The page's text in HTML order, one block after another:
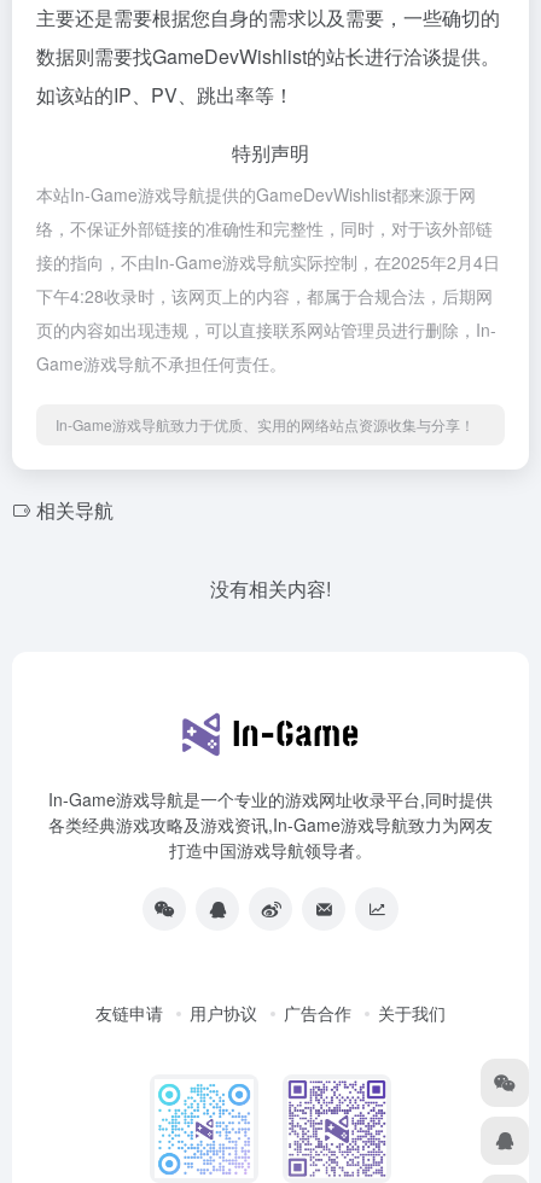
主要还是需要根据您自身的需求以及需要，一些确切的
数据则需要找GameDevWishlist的站长进行洽谈提供。
如该站的IP、PV、跳出率等！
特别声明
本站In-Game游戏导航提供的GameDevWishlist都来源于网
络，不保证外部链接的准确性和完整性，同时，对于该外部链
接的指向，不由In-Game游戏导航实际控制，在2025年2月4日
下午4:28收录时，该网页上的内容，都属于合规合法，后期网
页的内容如出现违规，可以直接联系网站管理员进行删除，In-
Game游戏导航不承担任何责任。
In-Game游戏导航致力于优质、实用的网络站点资源收集与分享！
相关导航
没有相关内容!
In-Game游戏导航是一个专业的游戏网址收录平台,同时提供
各类经典游戏攻略及游戏资讯,In-Game游戏导航致力为网友
打造中国游戏导航领导者。
友链申请 用户协议 广告合作 关于我们